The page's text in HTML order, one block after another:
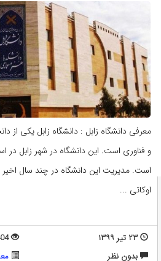
معرفی دانشگاه زابل : دانشگاه زابل یکی از
و فناوری است. این دانشگاه در شهر زابل در
است. مدیریت این دانشگاه در چند سال اخیر
اوکاتی ...
۲۳ تیر ۱۳۹۹
بدون نظر